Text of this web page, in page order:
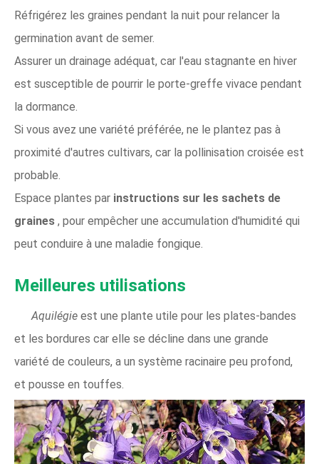
Réfrigérez les graines pendant la nuit pour relancer la
germination avant de semer.
Assurer un drainage adéquat, car l'eau stagnante en hiver
est susceptible de pourrir le porte-greffe vivace pendant
la dormance.
Si vous avez une variété préférée, ne le plantez pas à
proximité d'autres cultivars, car la pollinisation croisée est
probable.
Espace plantes par instructions sur les sachets de
graines , pour empêcher une accumulation d'humidité qui
peut conduire à une maladie fongique.
Meilleures utilisations
Aquilégie est une plante utile pour les plates-bandes
et les bordures car elle se décline dans une grande
variété de couleurs, a un système racinaire peu profond,
et pousse en touffes.